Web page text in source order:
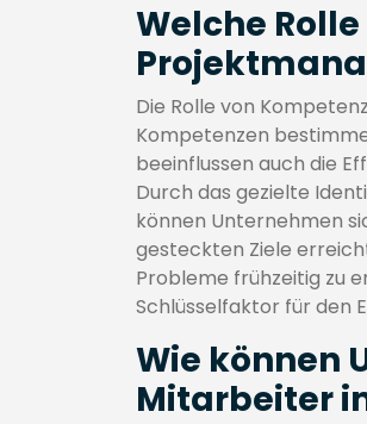
Welche
Die Rolle von
Kompetenzen
beeinflussen auch die
Durch das gezielte
können Unternehmen
gesteckten Ziele
Probleme frühzeitig zu
Schlüsselfaktor für den
Wie können
Mitarbeiter